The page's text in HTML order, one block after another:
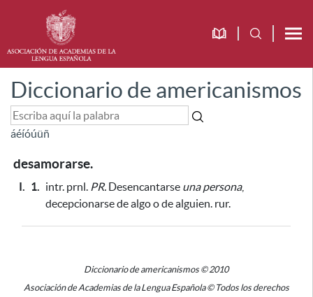
Diccionario de americanismos
áéíóúüñ
desamorarse.
I. 1. intr. prnl. PR. Desencantarse una persona,
decepcionarse de algo o de alguien. rur.
Diccionario de americanismos © 2010
Asociación de Academias de la Lengua Española © Todos los derechos